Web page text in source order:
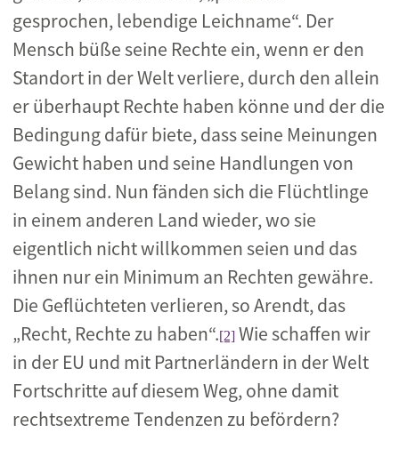
gesprochen, lebendige Leichname“. Der
Mensch büße seine Rechte ein, wenn er den
Standort in der Welt verliere, durch den allein
er überhaupt Rechte haben könne und der die
Bedingung dafür biete, dass seine Meinungen
Gewicht haben und seine Handlungen von
Belang sind. Nun fänden sich die Flüchtlinge
in einem anderen Land wieder, wo sie
eigentlich nicht willkommen seien und das
ihnen nur ein Minimum an Rechten gewähre.
Die Geflüchteten verlieren, so Arendt, das
„Recht, Rechte zu haben“.[2] Wie schaffen wir
in der EU und mit Partnerländern in der Welt
Fortschritte auf diesem Weg, ohne damit
rechtsextreme Tendenzen zu befördern?